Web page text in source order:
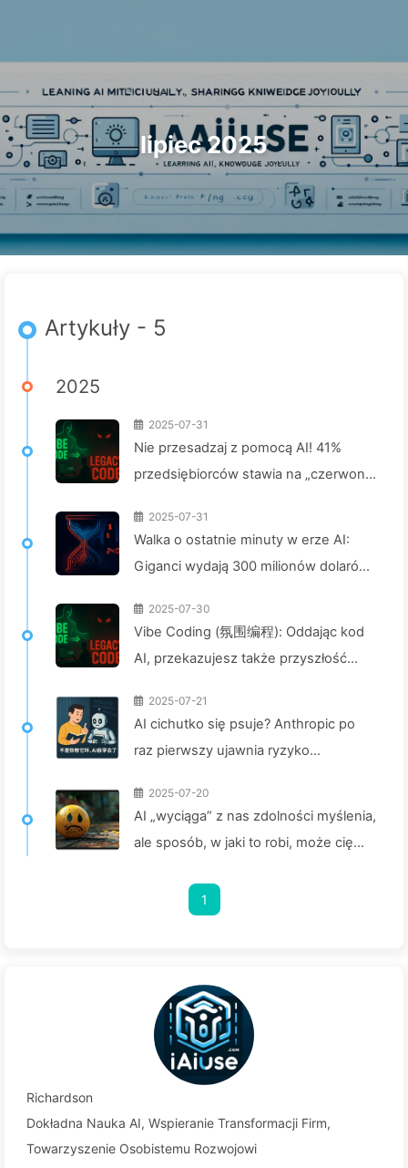
lipiec 2025
Artykuły - 5
2025
2025-07-31
Nie przesadzaj z pomocą AI! 41%
przedsiębiorców stawia na „czerwone
czyni pracowników jeszcze bardziej
AI 163
2025-07-31
Walka o ostatnie minuty w erze AI:
Giganci wydają 300 milionów dolarów
chwile relaksu i sprzedać je
reklamodawcom, cyfrowe imperia
skupienia — Powoli odkrywamy AI 166
2025-07-30
Vibe Coding (氛围编程): Oddając kod
AI, przekazujesz także przyszłość
AI162
2025-07-21
AI cichutko się psuje? Anthropic po
raz pierwszy ujawnia ryzyko
powoli ucząc AI161
2025-07-20
AI „wyciąga” z nas zdolności myślenia,
ale sposób, w jaki to robi, może cię
1
Richardson
Dokładna Nauka AI, Wspieranie Transformacji Firm,
Towarzyszenie Osobistemu Rozwojowi